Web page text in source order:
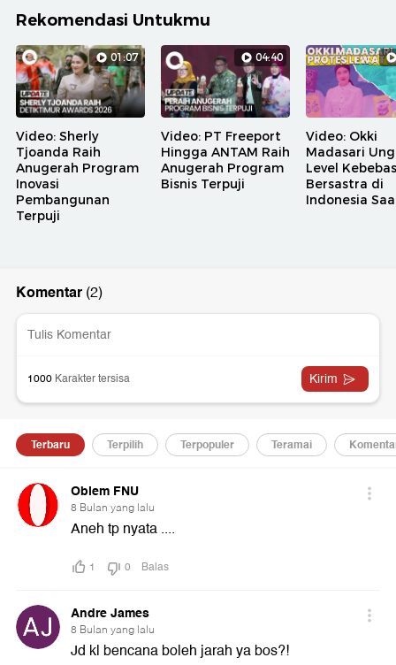
Rekomendasi Untukmu
01:07
Video: Sherly
Tjoanda Raih
Anugerah Program
Inovasi
Pembangunan
Terpuji
04:40
Video: PT Freeport
Hingga ANTAM Raih
Anugerah Program
Bisnis Terpuji
Video: Okki
Madasari
Level
Bersastra di
Indonesia